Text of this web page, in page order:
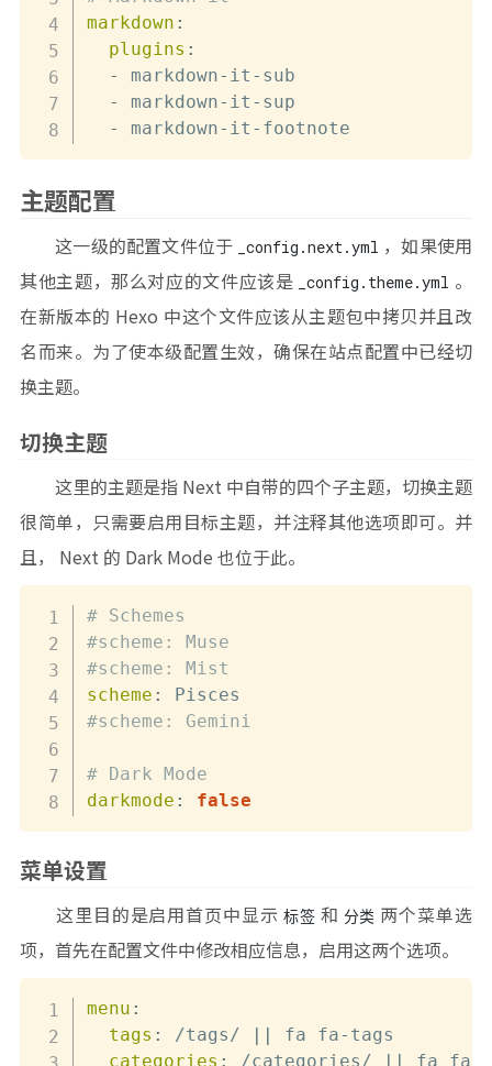
markdown :
plugins :
-
markdown- it - sub
-
markdown- it - sup
-
markdown- it - footnote
主题配置
这一级的配置文件位于 _config.next.yml ，如果使用
其他主题，那么对应的文件应该是
_config.theme.yml 。
在新版本的 Hexo 中这个文件应该从主题包中拷贝并且改
名而来。为了使本级配置生效，确保在站点配置中已经切
换主题。
切换主题
这里的主题是指 Next 中自带的四个子主题，切换主题
很简单，只需要启用目标主题，并注释其他选项即可。并
且， Next 的 Dark Mode 也位于此。
# Schemes
#scheme: Muse
#scheme: Mist
scheme :
#scheme: Gemini
# Dark Mode
darkmode : false
菜单设置
这里目的是启用首页中显示 标签 和 分类 两个菜单选
项，首先在配置文件中修改相应信息，启用这两个选项。
menu :
tags : /tags/ | | fa fa- tags
categories : /categories/ | | fa fa